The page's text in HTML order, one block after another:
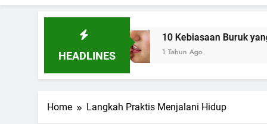
HEADLINES
10 Kebiasaan Buruk yang Bikin Bibir
1 Tahun Ago
Home Langkah Praktis Menjalani Hidup